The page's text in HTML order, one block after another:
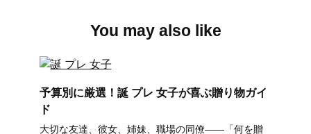
You may also like
予算別に厳選！誕 プレ 女子が喜ぶ贈り物ガイ
ド
大切な友達、彼女、姉妹、職場の同僚――「何を贈